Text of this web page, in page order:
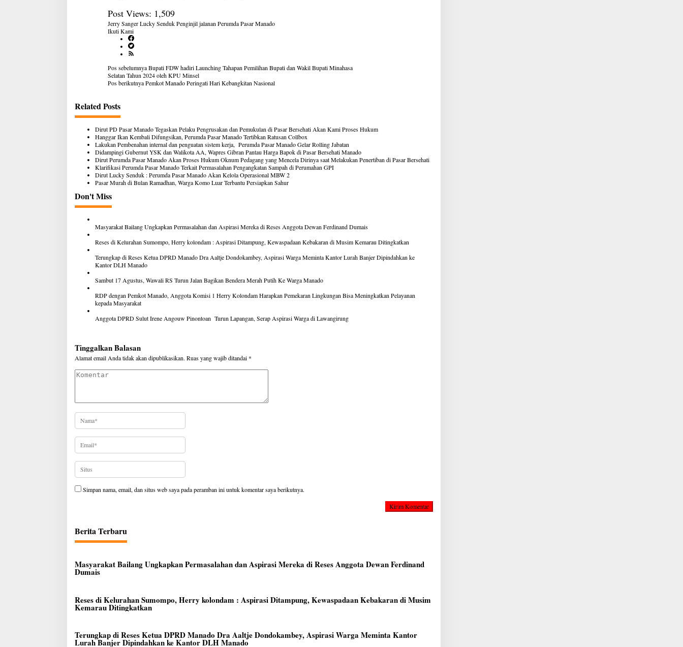
Post Views: 1,509
Jerry Sanger Lucky Senduk Penginjil jalanan Perumda Pasar Manado
Ikuti Kami
Navigasi
pos
Pos sebelumnyaBupati FDW hadiri Launching Tahapan Pemilihan Bupati dan Wakil Bupati Minahasa
Selatan Tahun 2024 oleh KPU Minsel
Pos berikutnyaPemkot Manado Peringati Hari Kebangkitan Nasional
Related Posts
Dirut PD Pasar Manado Tegaskan Pelaku Pengrusakan dan Pemukulan di Pasar Bersehati Akan Kami Proses Hukum
Hanggar Ikan Kembali Difungsikan, Perumda Pasar Manado Tertibkan Ratusan Collbox
Lakukan Pembenahan internal dan penguatan sistem kerja, Perumda Pasar Manado Gelar Rolling Jabatan
Didampingi Gubernut YSK dan Walikota AA, Wapres Gibran Pantau Harga Bapok di Pasar Bersehati Manado
Dirut Perumda Pasar Manado Akan Proses Hukum Oknum Pedagang yang Mencela Dirinya saat Melakukan Penertiban di Pasar Bersehati
Klarifikasi Perumda Pasar Manado Terkait Permasalahan Pengangkatan Sampah di Perumahan GPI
Dirut Lucky Senduk : Perumda Pasar Manado Akan Kelola Operasional MBW 2
Pasar Murah di Bulan Ramadhan, Warga Komo Luar Terbantu Persiapkan Sahur
Don't Miss
Masyarakat Bailang Ungkapkan Permasalahan dan Aspirasi Mereka di Reses Anggota Dewan Ferdinand Dumais
Reses di Kelurahan Sumompo, Herry kolondam : Aspirasi Ditampung, Kewaspadaan Kebakaran di Musim Kemarau Ditingkatkan
Terungkap di Reses Ketua DPRD Manado Dra Aaltje Dondokambey, Aspirasi Warga Meminta Kantor Lurah Banjer Dipindahkan ke
Kantor DLH Manado
Sambut 17 Agustus, Wawali RS Turun Jalan Bagikan Bendera Merah Putih Ke Warga Manado
RDP dengan Pemkot Manado, Anggota Komisi 1 Herry Kolondam Harapkan Pemekaran Lingkungan Bisa Meningkatkan Pelayanan
kepada Masyarakat
Anggota DPRD Sulut Irene Angouw Pinontoan Turun Lapangan, Serap Aspirasi Warga di Lawangirung
Tinggalkan Balasan
Alamat email Anda tidak akan dipublikasikan. Ruas yang wajib ditandai *
Simpan nama, email, dan situs web saya pada peramban ini untuk komentar saya berikutnya.
Berita Terbaru
Masyarakat Bailang Ungkapkan Permasalahan dan Aspirasi Mereka di Reses Anggota Dewan Ferdinand
Dumais
Reses di Kelurahan Sumompo, Herry kolondam : Aspirasi Ditampung, Kewaspadaan Kebakaran di Musim
Kemarau Ditingkatkan
Terungkap di Reses Ketua DPRD Manado Dra Aaltje Dondokambey, Aspirasi Warga Meminta Kantor
Lurah Banjer Dipindahkan ke Kantor DLH Manado